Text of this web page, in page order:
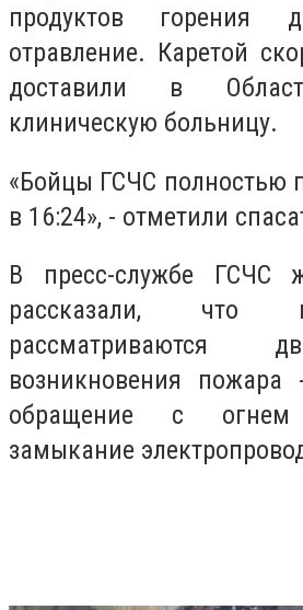
продуктов горения
отравление. Каретой
доставили в
клиническую больницу.
«Бойцы ГСЧС полностью
в 16:24», - отметили
В пресс-службе ГСЧС
рассказали, что
рассматриваются
возникновения пожара
обращение с
замыкание